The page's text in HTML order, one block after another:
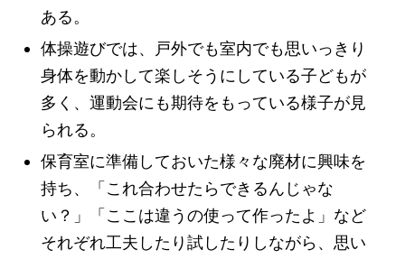
ある。
体操遊びでは、戸外でも室内でも思いっきり
身体を動かして楽しそうにしている子どもが
多く、運動会にも期待をもっている様子が見
られる。
保育室に準備しておいた様々な廃材に興味を
持ち、「これ合わせたらできるんじゃな
い？」「ここは違うの使って作ったよ」など
それぞれ工夫したり試したりしながら、思い